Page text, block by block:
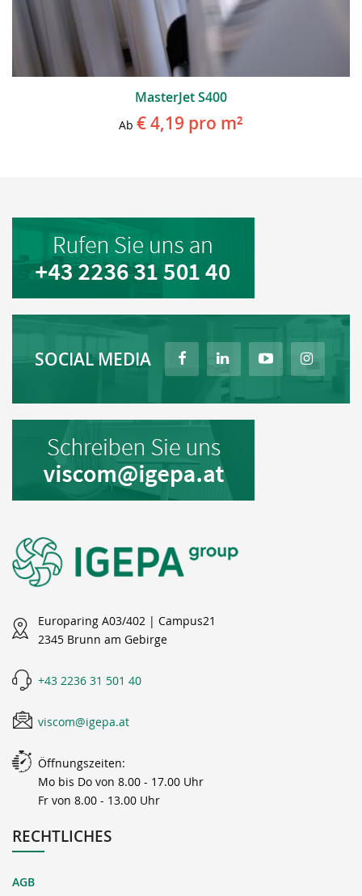
MasterJet S400
Ab € 4,19 pro m²
SOCIAL MEDIA
Europaring A03/402 | Campus21
2345 Brunn am Gebirge
+43 2236 31 501 40
viscom@igepa.at
Öffnungszeiten:
Mo bis Do von 8.00 - 17.00 Uhr
Fr von 8.00 - 13.00 Uhr
RECHTLICHES
AGB